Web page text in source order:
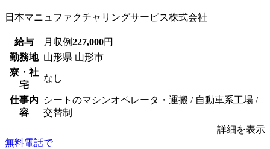
日本マニュファクチャリングサービス株式会社
給与 月収例227,000円
勤務地 山形県 山形市
寮・社
宅
なし
仕事内
容
シートのマシンオペレータ・運搬 / 自動車系工場 /
交替制
詳細を表示
無料電話で